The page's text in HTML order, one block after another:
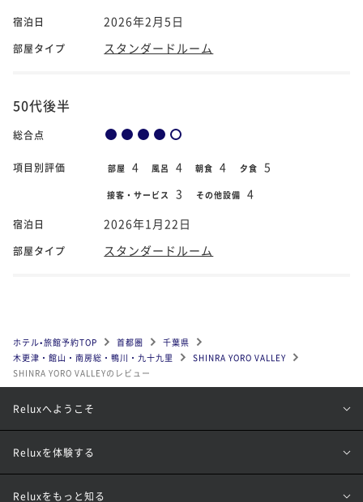
宿泊日 2026年2月5日
部屋タイプ スタンダードルーム
50代後半
総合点
項目別評価 部屋 4 風呂 4 朝食 4 夕食 5
接客・サービス 3 その他設備 4
宿泊日 2026年1月22日
部屋タイプ スタンダードルーム
ホテル•旅館予約TOP 首都圏
千葉県
木更津・館山・南房総・鴨川・九十九里
SHINRA YORO VALLEY
SHINRA YORO VALLEYのレビュー
Reluxへようこそ
Reluxを体験する
Reluxをもっと知る